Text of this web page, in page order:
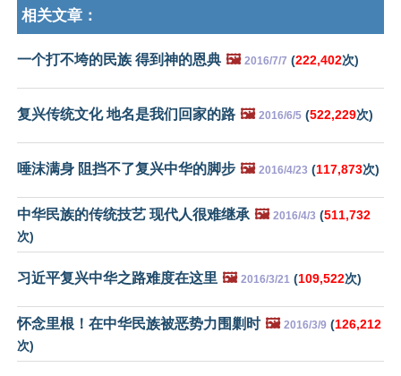
相关文章：
一个打不垮的民族 得到神的恩典 🖼️ 2016/7/7 (222,402次)
复兴传统文化 地名是我们回家的路 🖼️ 2016/6/5 (522,229次)
唾沫满身 阻挡不了复兴中华的脚步 🖼️ 2016/4/23 (117,873次)
中华民族的传统技艺 现代人很难继承 🖼️ 2016/4/3 (511,732
次)
习近平复兴中华之路难度在这里 🖼️ 2016/3/21 (109,522次)
怀念里根！在中华民族被恶势力围剿时 🖼️ 2016/3/9 (126,212
次)